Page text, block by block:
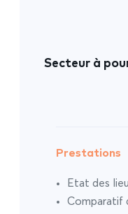
Secteur à
Prestations
Etat des
Comparatif